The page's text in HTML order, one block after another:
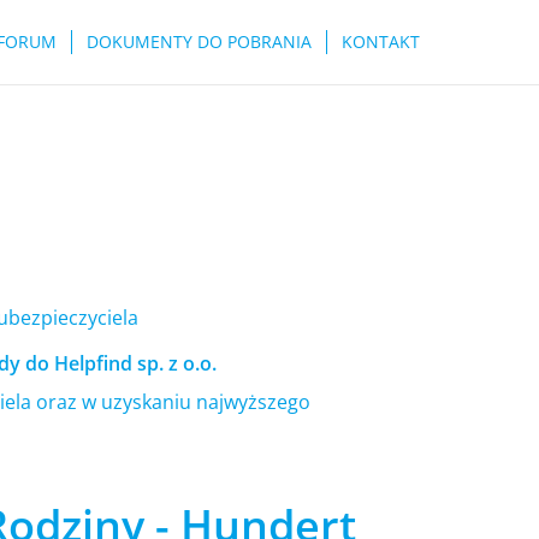
DOKUMENTY DO POBRANIA KONTAKT
do Helpfind sp. z o.o.
oraz w uzyskaniu najwyższego
- Hundert